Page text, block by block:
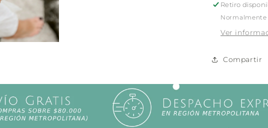
Retiro
Normalmente
Ver
Compartir